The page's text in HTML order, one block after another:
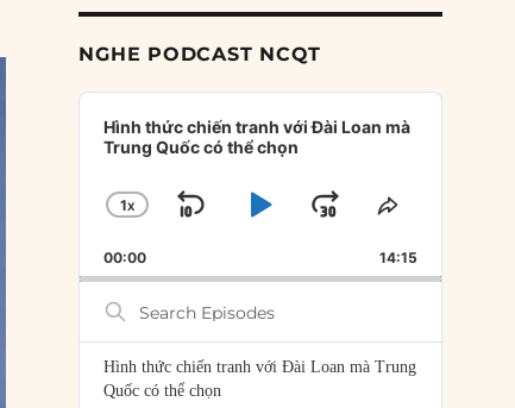
NGHE PODCAST NCQT
Audio
Player
Hình thức chiến tranh với Đài Loan mà
Trung Quốc có thể chọn
CHANGE
RATE
1X
SKIP
BACKWARD
PLAYJUMP
FORWARD
SHARE
EPISODE
00:00 14:15
Search
Episodes
Hình thức chiến tranh với Đài Loan mà Trung
Quốc có thể chọn